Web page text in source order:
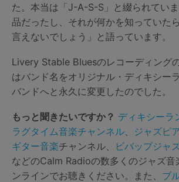
た。本当は「J-A-S-S」と綴られてい
品だったし、それが何かを知っていた
言えないでしょう」と語っています。
Livery Stable Bluesのレコーディング
はバンド名をオリジナル・ディキシー
バンドへと永久に変更したのでした。
もっと聞きたいですか？ ディキシーラ
ラグタイム音楽チャンネル
ジャズピ
ギター音楽チャンネル、
ビバップジャ
などのCalm Radioの数多くのジャズ音
ンラインでお聴きください。また、 ブ